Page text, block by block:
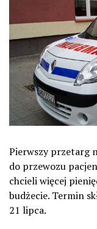
Pierwszy przetarg
do przewozu
chcieli więcej
budżecie. Termin
21 lipca.